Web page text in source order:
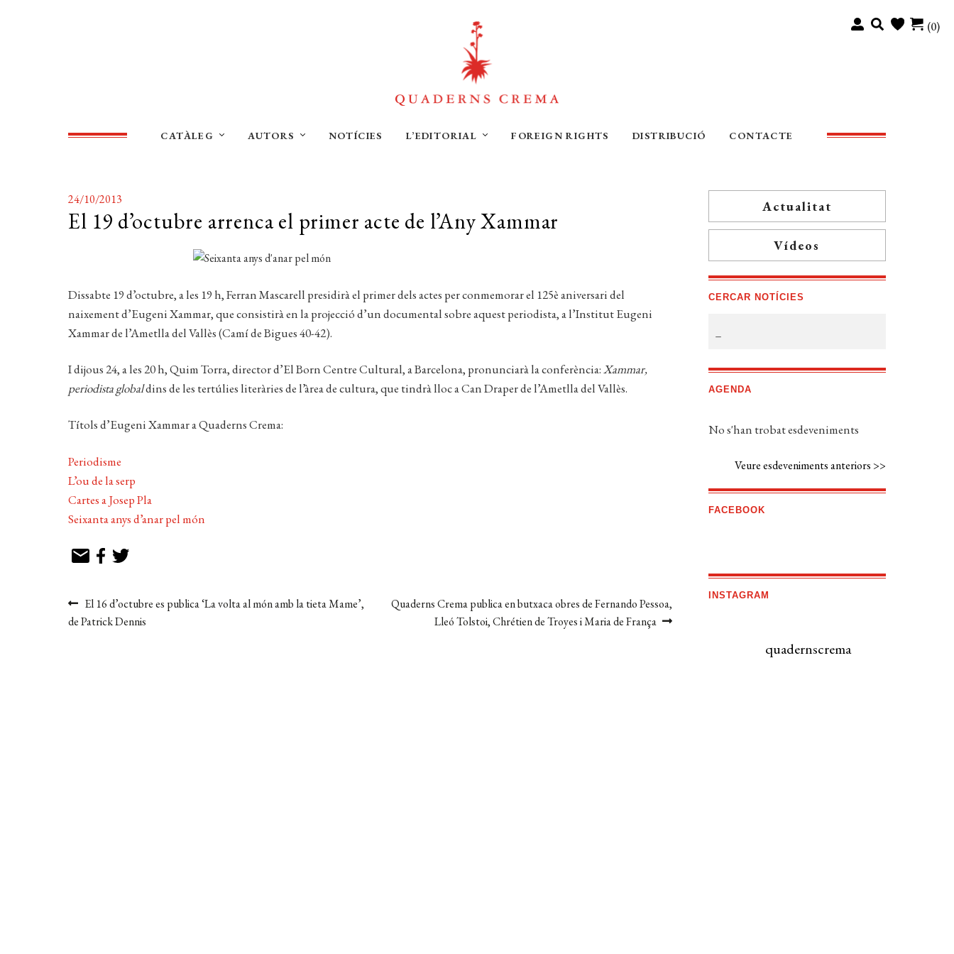
(0)
CATÀLEG AUTORS NOTÍCIES L’EDITORIAL FOREIGN RIGHTS DISTRIBUCIÓ CONTACTE
24/10/2013
El 19 d’octubre arrenca el primer acte de l’Any Xammar
Dissabte 19 d’octubre, a les 19 h, Ferran Mascarell presidirà el primer dels actes per conmemorar el 125è aniversari del
naixement d’Eugeni Xammar, que consistirà en la projecció d’un documental sobre aquest periodista, a l’Institut Eugeni
Xammar de l’Ametlla del Vallès (Camí de Bigues 40-42).
I dijous 24, a les 20 h, Quim Torra, director d’El Born Centre Cultural, a Barcelona, pronunciarà la conferència:Xammar,
periodista globaldins de les tertúlies literàries de l’àrea de cultura, que tindrà lloc a Can Draper de l’Ametlla del Vallès.
Títols d’Eugeni Xammar a Quaderns Crema:
Periodisme
L’ou de la serp
Cartes a Josep Pla
Seixanta anys d’anar pel món
Navegació
d'entrades
Entrada
anterior:
El 16 d’octubre es publica ‘La volta al món amb la tieta Mame’,
de Patrick Dennis
Pròxima
Quaderns Crema publica en butxaca obres de Fernando Pessoa,
Lleó Tolstoi, Chrétien de Troyes i Maria de França
Actualitat
Vídeos
CERCAR NOTÍCIES
AGENDA
No s'han trobat esdeveniments
Veure esdeveniments anteriors >>
FACEBOOK
INSTAGRAM
quadernscrema